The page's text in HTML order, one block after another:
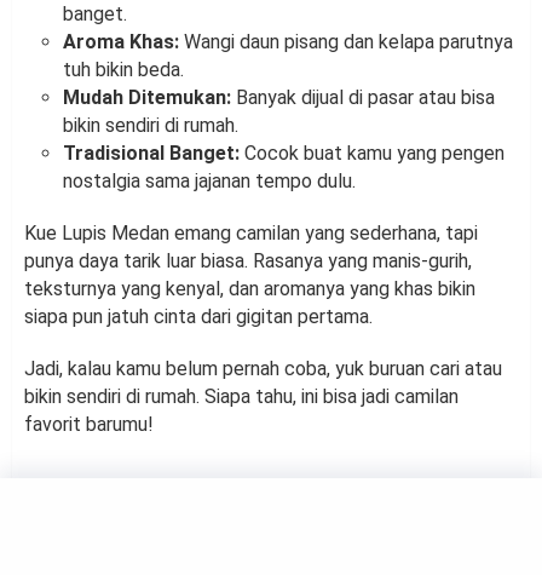
banget.
Aroma Khas: Wangi daun pisang dan kelapa parutnya
tuh bikin beda.
Mudah Ditemukan: Banyak dijual di pasar atau bisa
bikin sendiri di rumah.
Tradisional Banget: Cocok buat kamu yang pengen
nostalgia sama jajanan tempo dulu.
Kue Lupis Medan emang camilan yang sederhana, tapi
punya daya tarik luar biasa. Rasanya yang manis-gurih,
teksturnya yang kenyal, dan aromanya yang khas bikin
siapa pun jatuh cinta dari gigitan pertama.
Jadi, kalau kamu belum pernah coba, yuk buruan cari atau
bikin sendiri di rumah. Siapa tahu, ini bisa jadi camilan
favorit barumu!